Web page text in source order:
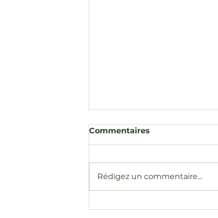
Commentaires
Rédigez un commentaire...